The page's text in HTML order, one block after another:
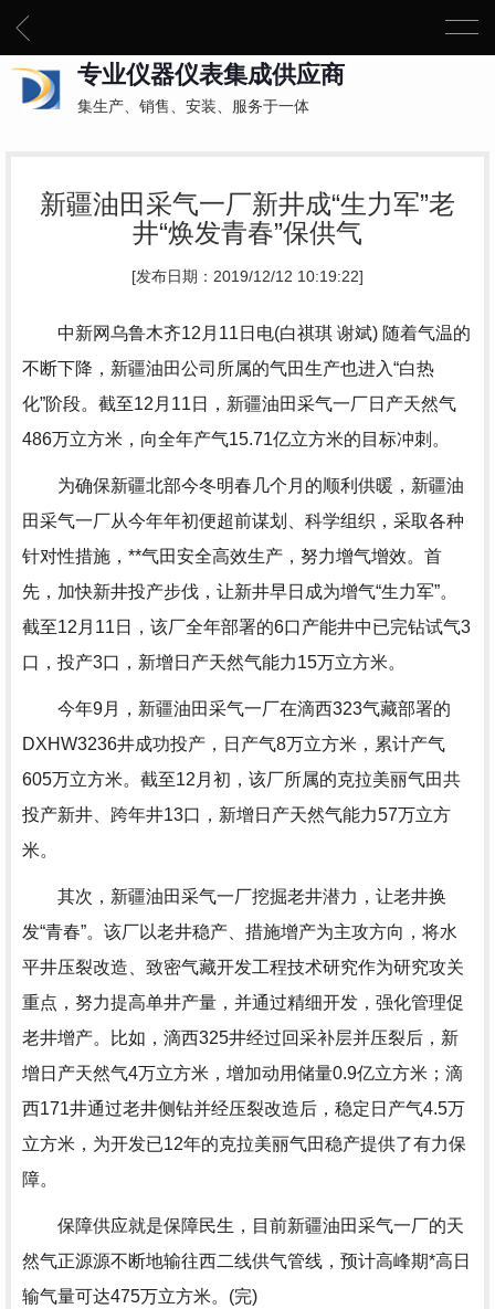
专业仪器仪表集成供应商
集生产、销售、安装、服务于一体
新疆油田采气一厂新井成“生力军”老
井“焕发青春”保供气
[发布日期：2019/12/12 10:19:22]
中新网乌鲁木齐12月11日电(白祺琪 谢斌) 随着气温的
不断下降，新疆油田公司所属的气田生产也进入“白热
化”阶段。截至12月11日，新疆油田采气一厂日产天然气
486万立方米，向全年产气15.71亿立方米的目标冲刺。
为确保新疆北部今冬明春几个月的顺利供暖，新疆油
田采气一厂从今年年初便超前谋划、科学组织，采取各种
针对性措施，**气田安全高效生产，努力增气增效。首
先，加快新井投产步伐，让新井早日成为增气“生力军”。
截至12月11日，该厂全年部署的6口产能井中已完钻试气3
口，投产3口，新增日产天然气能力15万立方米。
今年9月，新疆油田采气一厂在滴西323气藏部署的
DXHW3236井成功投产，日产气8万立方米，累计产气
605万立方米。截至12月初，该厂所属的克拉美丽气田共
投产新井、跨年井13口，新增日产天然气能力57万立方
米。
其次，新疆油田采气一厂挖掘老井潜力，让老井换
发“青春”。该厂以老井稳产、措施增产为主攻方向，将水
平井压裂改造、致密气藏开发工程技术研究作为研究攻关
重点，努力提高单井产量，并通过精细开发，强化管理促
老井增产。比如，滴西325井经过回采补层并压裂后，新
增日产天然气4万立方米，增加动用储量0.9亿立方米；滴
西171井通过老井侧钻并经压裂改造后，稳定日产气4.5万
立方米，为开发已12年的克拉美丽气田稳产提供了有力保
障。
保障供应就是保障民生，目前新疆油田采气一厂的天
然气正源源不断地输往西二线供气管线，预计高峰期*高日
输气量可达475万立方米。(完)